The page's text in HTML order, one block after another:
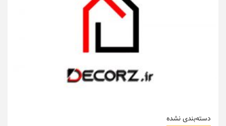
دسته‌بندی نشده